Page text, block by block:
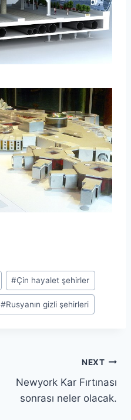
#Çin hayalet şehirler
#Rusyanın gizli şehirleri
NEXT
Newyork Kar Fırtınası
sonrası neler olacak.